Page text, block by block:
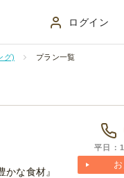
ログイン
グ) プラン一覧
な食材』
平日：